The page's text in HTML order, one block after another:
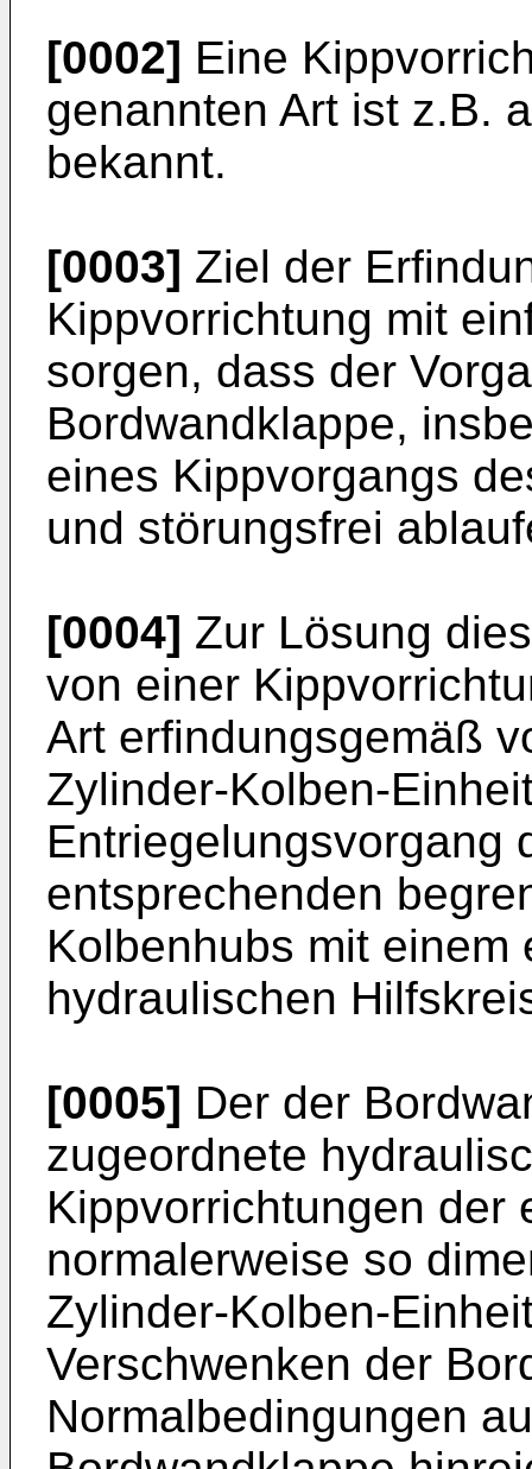
[0002] Eine
genannten Art ist z.B.
bekannt.
[0003] Ziel der
Kippvorrichtung mit
sorgen, dass der
Bordwandklappe,
eines Kippvorgangs
und störungsfrei
[0004] Zur Lösung
von einer
Art erfindungsgemäß
Zylinder-Kolben-
Entriegelungsvorgang
entsprechenden
Kolbenhubs mit
hydraulischen
[0005] Der der
zugeordnete
Kippvorrichtungen der
normalerweise so
Zylinder-Kolben-
Verschwenken der
Normalbedingungen